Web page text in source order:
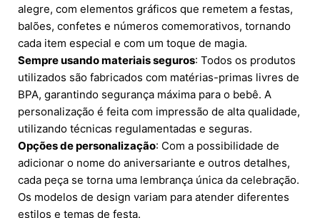
alegre, com elementos gráficos que remetem a festas,
balões, confetes e números comemorativos, tornando
cada item especial e com um toque de magia.
Sempre usando materiais seguros: Todos os produtos
utilizados são fabricados com matérias-primas livres de
BPA, garantindo segurança máxima para o bebê. A
personalização é feita com impressão de alta qualidade,
utilizando técnicas regulamentadas e seguras.
Opções de personalização: Com a possibilidade de
adicionar o nome do aniversariante e outros detalhes,
cada peça se torna uma lembrança única da celebração.
Os modelos de design variam para atender diferentes
estilos e temas de festa.